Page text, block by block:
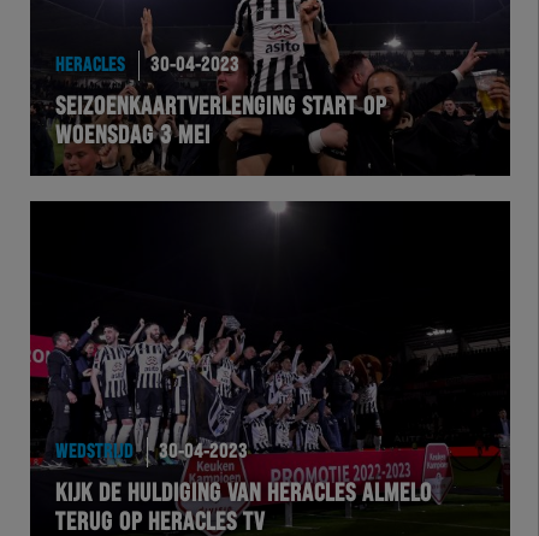
HERACLES 30-04-2023
SEIZOENKAARTVERLENGING START OP
WOENSDAG 3 MEI
WEDSTRIJD 30-04-2023
KIJK DE HULDIGING VAN HERACLES ALMELO
TERUG OP HERACLES TV